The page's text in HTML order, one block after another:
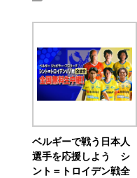
ベルギーで戦う日本人
選手を応援しよう シ
ント＝トロイデン戦全